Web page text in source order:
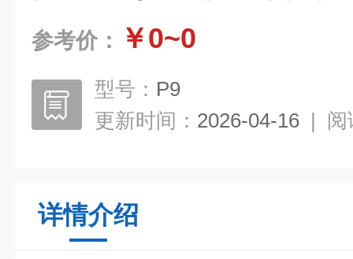
参考价： ￥0~0
型号： P9
更新时间： 2026-04-16 | 阅
详情介绍